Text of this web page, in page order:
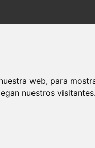
web, para
nuestros visitantes.